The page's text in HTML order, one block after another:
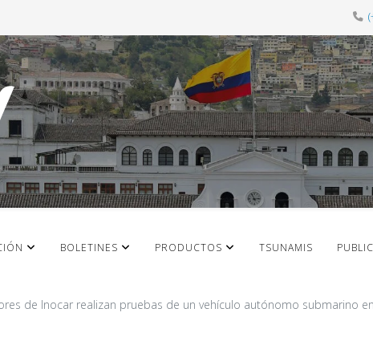
BOLETINES PRODUCTOS TSUNAMIS
de Inocar realizan pruebas de un vehículo autónomo submarino